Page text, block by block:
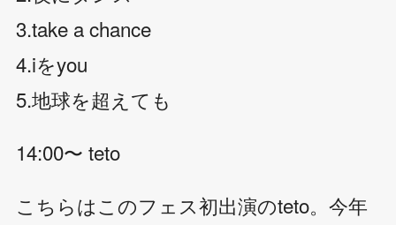
3.take a chance
4.iをyou
5.地球を超えても
14:00〜 teto
こちらはこのフェス初出演のteto。今年